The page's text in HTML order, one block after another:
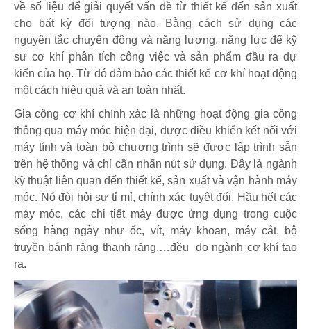
về số liệu để giải quyết vấn đề từ thiết kế đến sản xuất
cho bất kỳ đối tượng nào. Bằng cách sử dụng các
nguyên tắc chuyển động và năng lượng, năng lực để kỹ
sư cơ khí phân tích công việc và sản phẩm đầu ra dự
kiến của họ. Từ đó đảm bảo các thiết kế cơ khí hoạt động
một cách hiệu quả và an toàn nhất.
Gia công cơ khí chính xác là những hoạt động gia công
thông qua máy móc hiện đại, được điều khiển kết nối với
máy tính và toàn bộ chương trình sẽ được lập trình sẵn
trên hệ thống và chỉ cần nhấn nút sử dụng. Đây là ngành
kỹ thuật liên quan đến thiết kế, sản xuất và vận hành máy
móc. Nó đòi hỏi sự tỉ mỉ, chính xác tuyệt đối. Hầu hết các
máy móc, các chi tiết máy được ứng dụng trong cuộc
sống hàng ngày như ốc, vít, máy khoan, máy cắt, bộ
truyền bánh răng thanh răng,…đều do ngành cơ khí tạo
ra.